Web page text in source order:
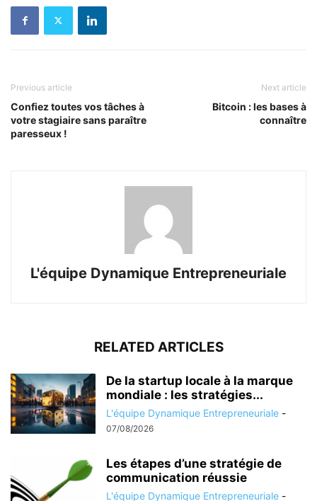
Previous article
Confiez toutes vos tâches à
votre stagiaire sans paraître
paresseux !
Next article
Bitcoin : les bases à
connaître
L'équipe Dynamique Entrepreneuriale
RELATED ARTICLES
De la startup locale à la marque
mondiale : les stratégies...
L'équipe Dynamique Entrepreneuriale -
07/08/2026
Les étapes d’une stratégie de
communication réussie
L'équipe Dynamique Entrepreneuriale -